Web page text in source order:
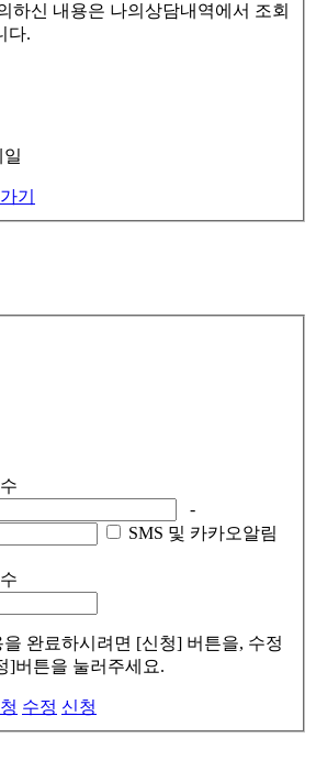
하신 내용은 나의상담내역에서 조회
다.
기
-
SMS 및 카카오알림
완료하시려면 [신청] 버튼을, 수정
]버튼을 눌러주세요.
수정 신청